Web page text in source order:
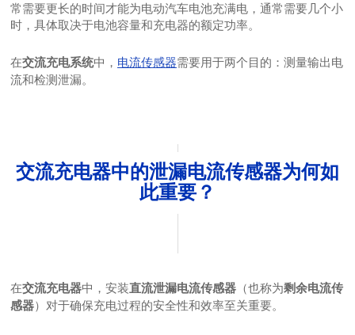
常需要更长的时间才能为电动汽车电池充满电，通常需要几个小
时，具体取决于电池容量和充电器的额定功率。
在交流充电系统中， 电流传感器需要用于两个目的：测量输出电
流和检测泄漏。
交流充电器中的泄漏电流传感器为何如
此重要？
在交流充电器中，安装直流泄漏电流传感器 （也称为剩余电流传
感器）对于确保充电过程的安全性和效率至关重要。